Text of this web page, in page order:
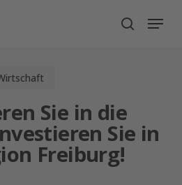
search
Menu
Sie in die
Sie in
Freiburg!